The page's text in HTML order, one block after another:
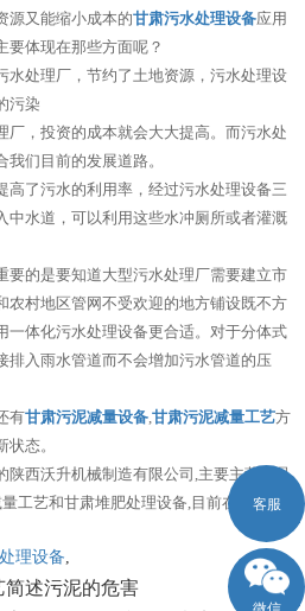
源又能缩小成本的甘肃污水处理设备应用
要体现在那些方面呢？
水处理厂，节约了土地资源，污水处理设
污染
厂，投资的成本就会大大提高。而污水处
们目前的发展道路。
高了污水的利用率，经过污水处理设备三
中水道，可以利用这些水冲厕所或者灌溉
要的是要知道大型污水处理厂需要建立市
农村地区管网不受欢迎的地方铺设既不方
一体化污水处理设备更合适。对于分体式
排入雨水管道而不会增加污水管道的压
有甘肃污泥减量设备 ,甘肃污泥减量工艺方
态。
陕西沃升机械制造有限公司,主要主营产品
工艺和甘肃堆肥处理设备,目前在市场上已
理设备
简述污泥的危害
客服